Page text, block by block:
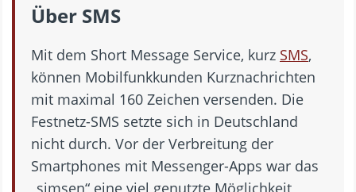
Über SMS
Mit dem Short Message Service, kurz SMS,
können Mobilfunkkunden Kurznachrichten
mit maximal 160 Zeichen versenden. Die
Festnetz-SMS setzte sich in Deutschland
nicht durch. Vor der Verbreitung der
Smartphones mit Messenger-Apps war das
„simsen“ eine viel genutzte Möglichkeit,